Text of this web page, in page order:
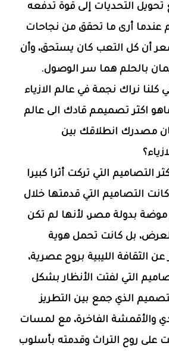
التحديات إلى قوة تدفعه
عندما أرى ما تحقق من نجاحات
أن كل التعب كان يستحق، وأن
بالحلم هما سر الوصول.
كلنا نراك نجمة في عالم الازياء
اكثر تصميمم قادك الى عالم
مصدرك انطلاقك بين
التصاميم التي تركت أثرا كبيرا
التصاميم التي قدمتها خلال
بدولة مصر، لأنها لم تكن
بل كانت تحمل هوية
الثقافة الليبية بروح عصرية،
التي لفتت الأنظار بشكل
الذي جمع بين التطريز
والأقمشة الفاخرة، مع لمسات
على روح التراث وقدمته بأسلوب